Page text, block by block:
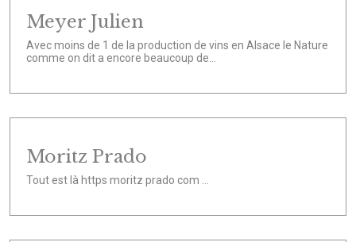
Meyer Julien
Avec moins de 1 de la production de vins en Alsace le Nature
comme on dit a encore beaucoup de...
Moritz Prado
Tout est là https moritz prado com ...